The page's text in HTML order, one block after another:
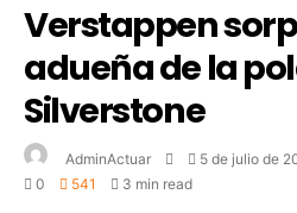
Verstappen
adueña de la
Silverstone
AdminActuar
5 de julio de
0
541 3 min read